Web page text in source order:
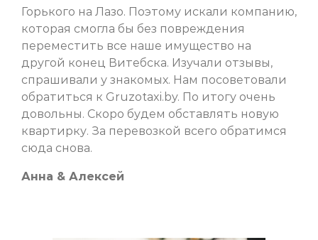
Горького на Лазо. Поэтому искали компанию,
которая смогла бы без повреждения
переместить все наше имущество на
другой конец Витебска. Изучали отзывы,
спрашивали у знакомых. Нам посоветовали
обратиться к Gruzotaxi.by. По итогу очень
довольны. Скоро будем обставлять новую
квартирку. За перевозкой всего обратимся
сюда снова.
Анна & Алексей